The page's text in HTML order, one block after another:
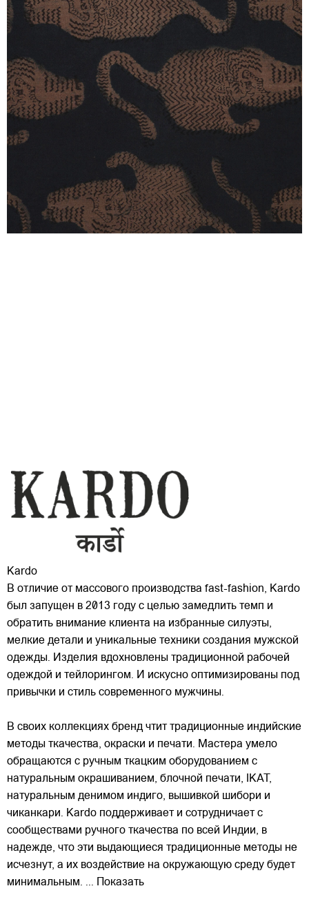
Kardo
В отличие от массового производства fast-fashion, Kardo
был запущен в 2013 году с целью замедлить темп и
обратить внимание клиента на избранные силуэты,
мелкие детали и уникальные техники создания мужской
одежды. Изделия вдохновлены традиционной рабочей
одеждой и тейлорингом. И искусно оптимизированы под
привычки и стиль современного мужчины.
В своих коллекциях бренд чтит традиционные индийские
методы ткачества, окраски и печати. Мастера умело
обращаются с ручным ткацким оборудованием с
натуральным окрашиванием, блочной печати, IKAT,
натуральным денимом индиго, вышивкой шибори и
чиканкари. Kardo поддерживает и сотрудничает с
сообществами ручного ткачества по всей Индии, в
надежде, что эти выдающиеся традиционные методы не
исчезнут, а их воздействие на окружающую среду будет
минимальным. ... Показать